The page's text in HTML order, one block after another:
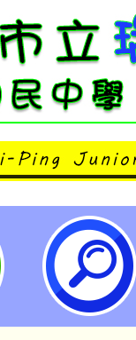
級中學
立瑞坪